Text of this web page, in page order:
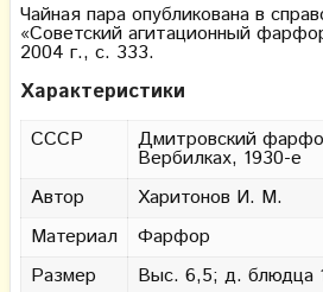
Чайная пара опубликована в
«Советский агитационный
2004 г., с. 333.
Характеристики
СССР Дмитровский
Вербилках, 1930-е
Автор
Харитонов И. М.
Материал
Фарфор
Размер
Выс. 6,5; д. блюдца